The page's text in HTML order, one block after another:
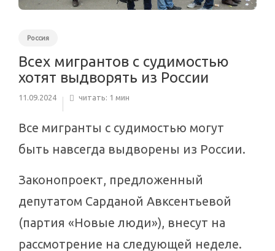
Россия
Всех мигрантов с судимостью
хотят выдворять из России
11.09.2024 читать: 1 мин
Все мигранты с судимостью могут
быть навсегда выдворены из России.
Законопроект, предложенный
депутатом Сарданой Авксентьевой
(партия «Новые люди»), внесут на
рассмотрение на следующей неделе.